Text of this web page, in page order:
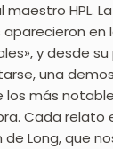
HPL.
en
y desde
una
los más
Cada relato
de Long, que